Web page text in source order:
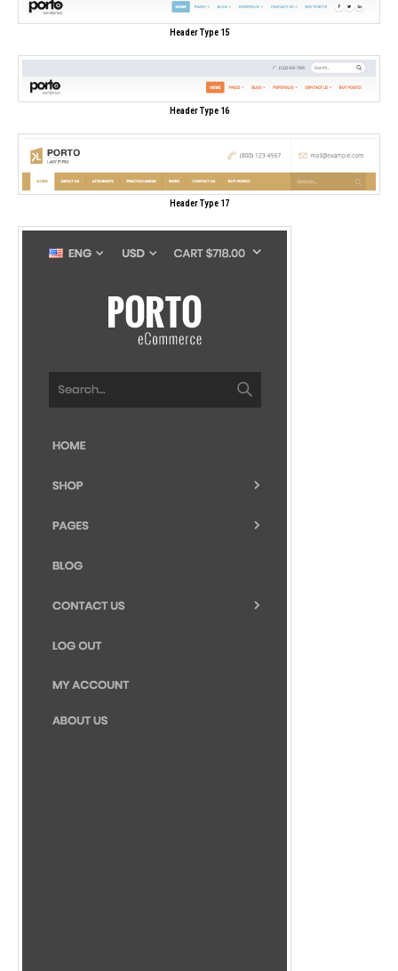
Header Type 15
Header Type 16
Header Type 17